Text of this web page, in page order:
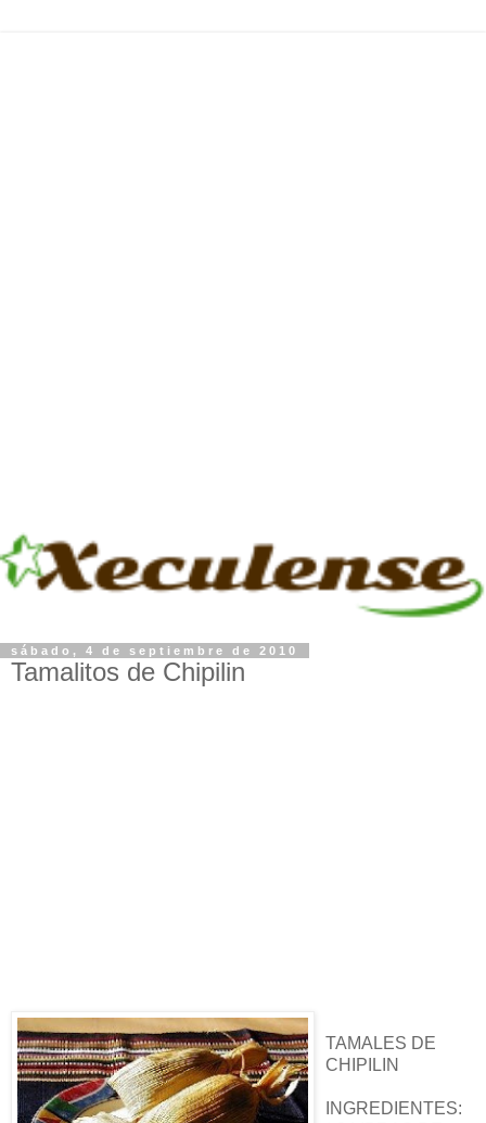
sábado, 4 de septiembre de 2010
Tamalitos de Chipilin
TAMALES DE
CHIPILIN
INGREDIENTES: